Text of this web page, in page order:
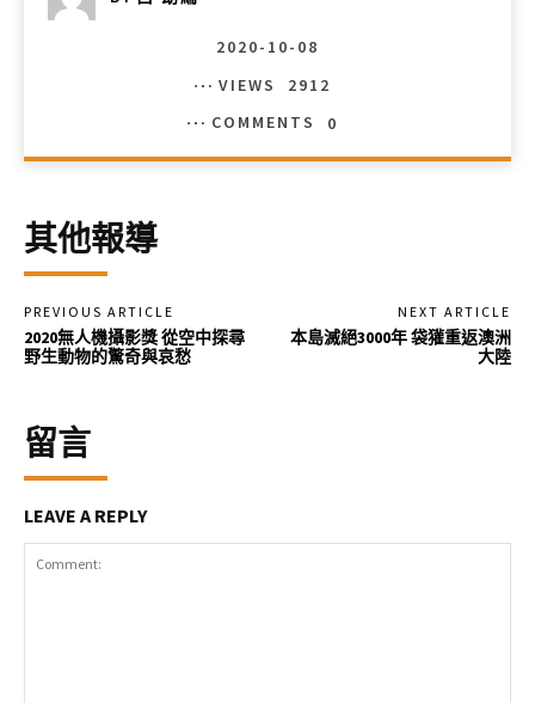
2020-10-08
VIEWS
2912
COMMENTS
0
其他報導
PREVIOUS ARTICLE
2020無人機攝影獎 從空中探尋
野生動物的驚奇與哀愁
NEXT ARTICLE
本島滅絕3000年 袋獾重返澳洲
大陸
留言
LEAVE A REPLY